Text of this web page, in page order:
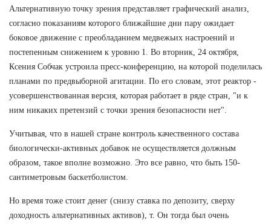
Альтернативную точку зрения представляет графический анализ,
согласно показаниям которого ближайшие дни пару ожидает
боковое движение с преобладанием медвежьих настроений и
постепенным снижением к уровню 1. Во вторник, 24 октября,
Ксения Собчак устроила пресс-конференцию, на которой поделилась
планами по предвыборной агитации. По его словам, этот реактор -
усовершенствованная версия, которая работает в ряде стран, "и к
ним никаких претензий с точки зрения безопасности нет".
Учитывая, что в нашей стране контроль качественного состава
биологически-активных добавок не осуществляется должным
образом, такое вполне возможно. Это все равно, что быть 150-
сантиметровым баскетболистом.
Но время тоже стоит денег (снизу ставка по депозиту, сверху
доходность альтернативных активов), т. Он тогда был очень